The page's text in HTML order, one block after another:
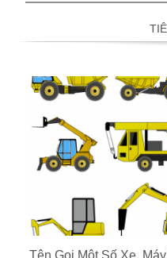
Tên Gọi Một Số Xe,